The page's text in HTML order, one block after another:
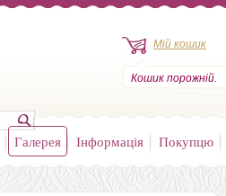
Мій кошик
Кошик порожній.
Галерея Інформація Покупцю